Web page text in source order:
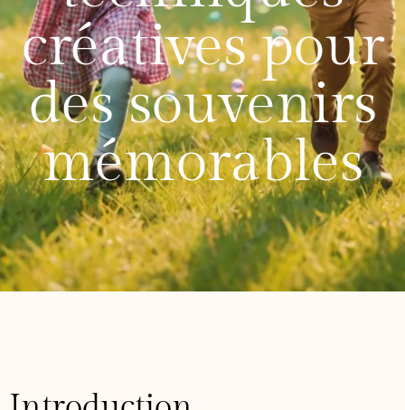
créatives pour
des souvenirs
mémorables